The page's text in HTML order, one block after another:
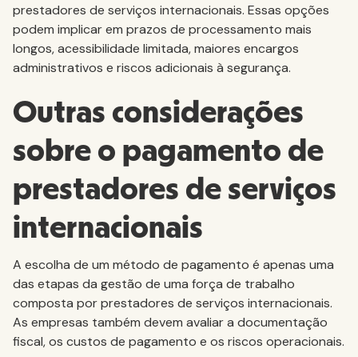
prestadores de serviços internacionais. Essas opções
podem implicar em prazos de processamento mais
longos, acessibilidade limitada, maiores encargos
administrativos e riscos adicionais à segurança.
Outras considerações
sobre o pagamento de
prestadores de serviços
internacionais
A escolha de um método de pagamento é apenas uma
das etapas da gestão de uma força de trabalho
composta por prestadores de serviços internacionais.
As empresas também devem avaliar a documentação
fiscal, os custos de pagamento e os riscos operacionais.